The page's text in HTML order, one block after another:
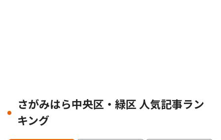
さがみはら中央区・緑区 人気記事ラン
キング